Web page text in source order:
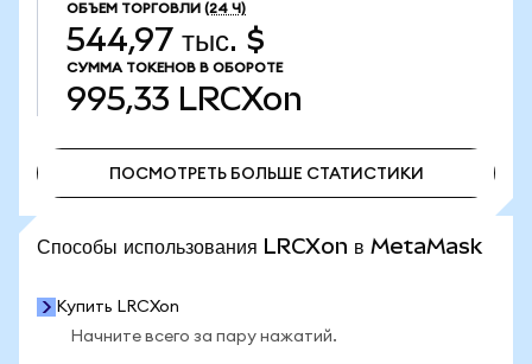
ОБЪЕМ ТОРГОВЛИ (24 Ч)
544,97 тыс. $
СУММА ТОКЕНОВ В ОБОРОТЕ
995,33 LRCXon
ПОСМОТРЕТЬ БОЛЬШЕ СТАТИСТИКИ
Способы использования LRCXon в MetaMask
Купить LRCXon
Начните всего за пару нажатий.